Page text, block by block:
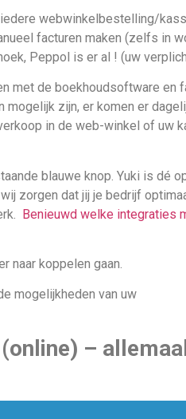
webwinkelbestelling/
facturen maken (zelfs in
Peppol is er al ! (uw
met de boekhoudsoftware
zijn, er komen er
in de web-winkel of uw
blauwe knop. Yuki is dé
zorgen dat jij je bedrijf
Benieuwd welke integraties
naar koppelen gaan.
mogelijkheden van uw
–